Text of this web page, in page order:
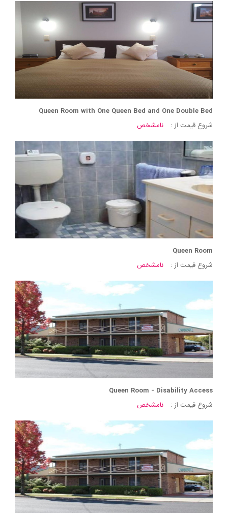
Queen Room with One Queen Bed and One Double Bed
شروع قیمت از :
نامشخص
Queen Room
شروع قیمت از :
نامشخص
Queen Room - Disability Access
شروع قیمت از :
نامشخص